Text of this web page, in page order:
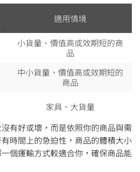
適用情境
小貨量、價值高或效期短的商
品
中小貨量、價值高或效期短的
商品
家具、大貨量
有好或壞，而是依照你的商品與需
時間上的急迫性，商品的體積大小
個運輸方式較適合你，確保商品能